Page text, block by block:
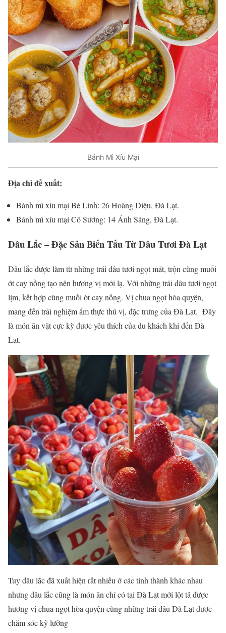
Bánh Mì Xíu Mại
Địa chỉ đề xuất:
Bánh mì xíu mại Bé Linh: 26 Hoàng Diệu, Đà Lạt.
Bánh mì xíu mại Cô Sương: 14 Ánh Sáng, Đà Lạt.
Dâu Lắc – Đặc Sản Biến Tấu Từ Dâu Tươi Đà Lạt
Dâu lắc được làm từ những trái dâu tươi ngọt mát, trộn cùng muối
ớt cay nồng tạo nên hương vị mới lạ. Với những trái dâu tươi ngọt
lịm, kết hợp cùng muối ớt cay nồng. Vị chua ngọt hòa quyện,
mang đến trải nghiệm ẩm thực thú vị, đặc trưng của Đà Lạt. Đây
là món ăn vặt cực kỳ được yêu thích của du khách khi đến Đà
Lạt.
Tuy dâu lắc đã xuất hiện rất nhiều ở các tỉnh thành khác nhau
nhưng dâu lắc cũng là món ăn chỉ có tại Đà Lạt mới lột tả được
hương vị chua ngọt hòa quyện cùng những trái dâu Đà Lạt được
chăm sóc kỹ lưỡng